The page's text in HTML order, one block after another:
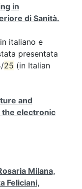
in
di Sanità.
italiano e
presentata
25 (in Italian
and
electronic
Milana,
Feliciani,